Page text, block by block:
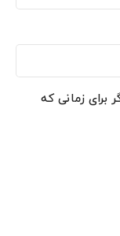
برای زمانی که